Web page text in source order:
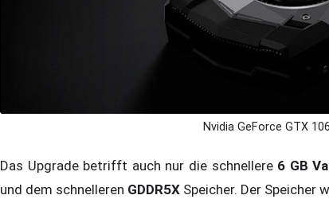
Nvidia GeForce GTX
Das Upgrade betrifft auch nur die schnellere 6 GB
und dem schnelleren GDDR5X Speicher. Der Speicher